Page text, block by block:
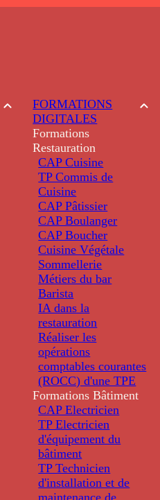
FORMATIONS
DIGITALES
Formations
Restauration
CAP Cuisine
TP Commis de
Cuisine
CAP Pâtissier
CAP Boulanger
CAP Boucher
Cuisine Végétale
Sommellerie
Métiers du bar
Barista
IA dans la
restauration
Réaliser les
opérations
comptables courantes
(ROCC) d'une TPE
Formations Bâtiment
CAP Electricien
TP Electricien
d'équipement du
bâtiment
TP Technicien
d'installation et de
maintenance de